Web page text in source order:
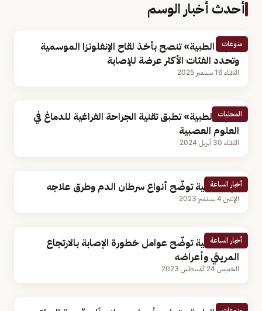
أحدث أخبار الوسم
منوعات
«فهد الطبية» تنصح بأخذ لقاح الإنفلونزا الموسمية
وتحدد الفئات الأكثر عرضة للإصابة
الثلاثاء 16 سبتمبر 2025
المحليات
«فهد الطبية» تطبق تقنية الجراحة الفراغية للدماغ في
العلوم العصبية
الثلاثاء 30 أبريل 2024
أخبار الساعة
فهد الطبية توضّح أنواع سرطان الدم وطرق علاجه
الإثنين 4 سبتمبر 2023
أخبار الساعة
فهد الطبية توضّح عوامل خطورة الإصابة بالارتجاع
المريئي وأعراضه
الخميس 24 أغسطس 2023